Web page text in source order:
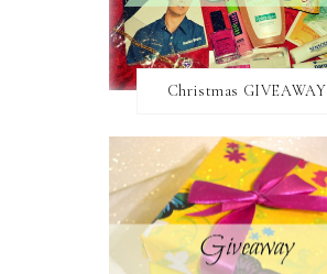
Christmas GIVEAWAY